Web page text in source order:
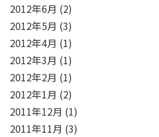
2012年6月 (2)
2012年5月 (3)
2012年4月 (1)
2012年3月 (1)
2012年2月 (1)
2012年1月 (2)
2011年12月 (1)
2011年11月 (3)